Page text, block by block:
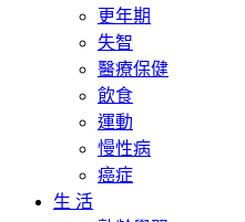
更年期
失智
醫療保健
飲食
運動
慢性病
癌症
生 活